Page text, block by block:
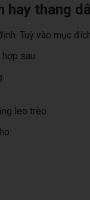
hay thang
Tuỳ vào mục
sau:
leo trèo